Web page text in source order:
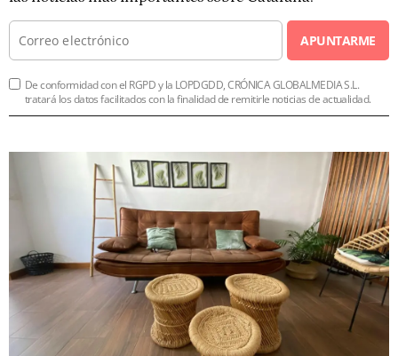
APUNTARME
De conformidad con el RGPD y la LOPDGDD, CRÓNICA GLOBALMEDIA S.L.
tratará los datos facilitados con la finalidad de remitirle noticias de actualidad.